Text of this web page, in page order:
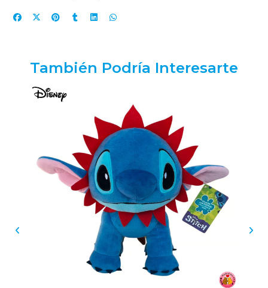
También Podría Interesarte